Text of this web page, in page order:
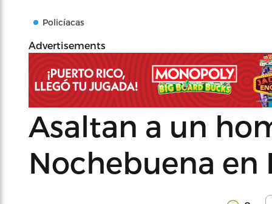
Policíacas
Advertisements
Asaltan a un
Nochebuena en